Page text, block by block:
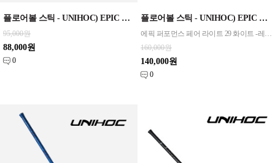
플로어볼 스틱 - UNIHOC) EPIC COMPOSITE 29 white/black 92cm, 96cm
95,000원
88,000원
0
플로어볼 스틱 - UNIHOC) EPIC PERFORMANCE FL 29 white-red 92/96cm
에픽 퍼포먼스 페어 라이트 29 화이트 -레드 92/96cm
160,000원
140,000원
0